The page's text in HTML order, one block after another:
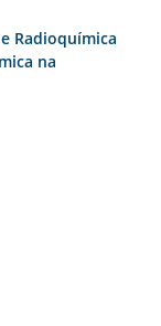
Radioquímica
na